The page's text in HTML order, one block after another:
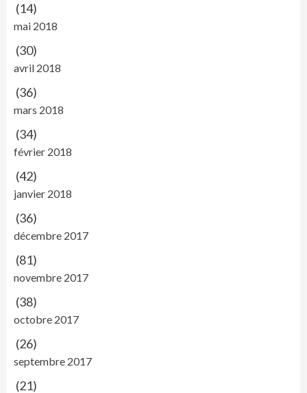
(14)
mai 2018
(30)
avril 2018
(36)
mars 2018
(34)
février 2018
(42)
janvier 2018
(36)
décembre 2017
(81)
novembre 2017
(38)
octobre 2017
(26)
septembre 2017
(21)